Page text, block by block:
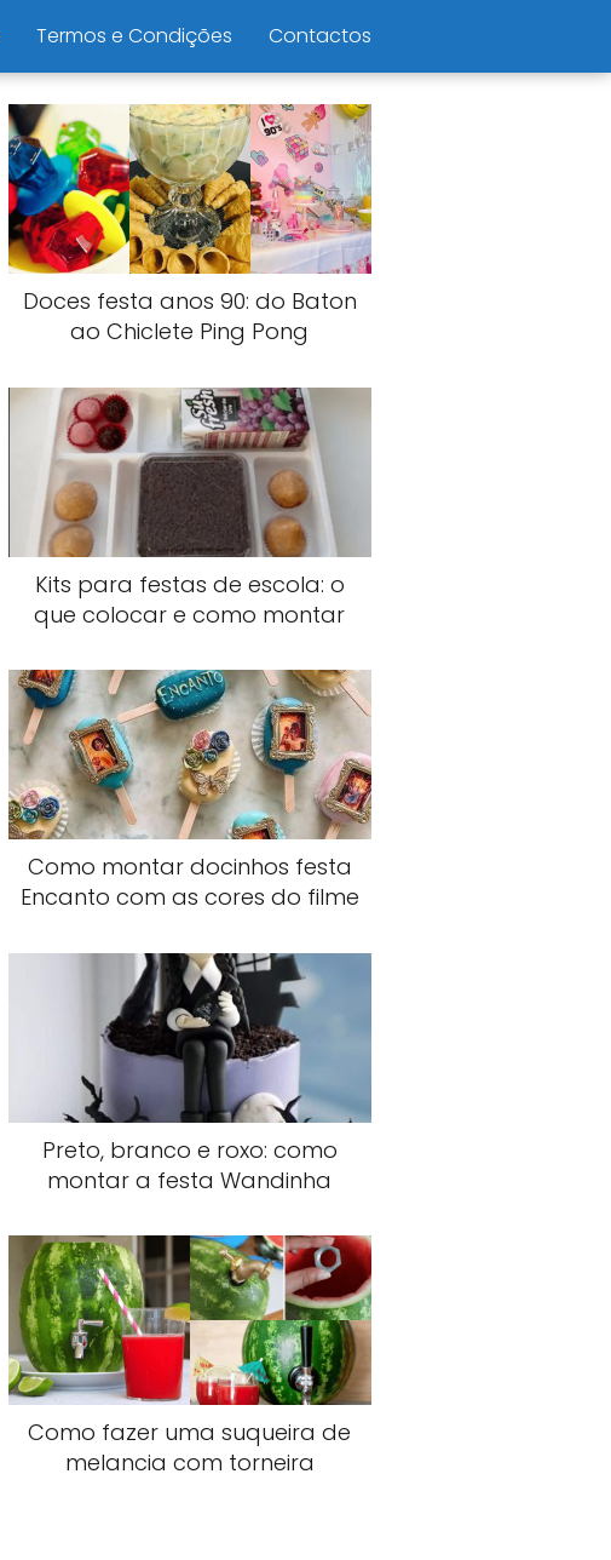
Termos e Condições Contactos
Doces festa anos 90: do Baton
ao Chiclete Ping Pong
Kits para festas de escola: o
que colocar e como montar
Como montar docinhos festa
Encanto com as cores do filme
Preto, branco e roxo: como
montar a festa Wandinha
Como fazer uma suqueira de
melancia com torneira